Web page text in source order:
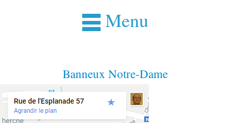
Menu
Banneux Notre-Dame